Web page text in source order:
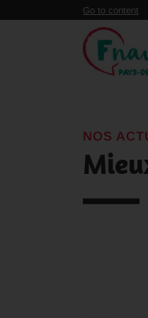
Panneau de gestion des
Go to content
NOS